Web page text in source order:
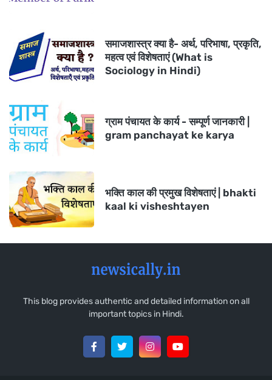
समाजशास्त्र क्या है- अर्थ, परिभाषा, प्रकृति,
महत्व एवं विशेषताएं (What is
Sociology in Hindi)
ग्राम पंचायत के कार्य - सम्पूर्ण जानकारी |
gram panchayat ke karya
भक्ति काल की प्रमुख विशेषताएं | bhakti
kaal ki visheshtayen
This blog provides authentic and detailed information on all
important topics in Hindi.